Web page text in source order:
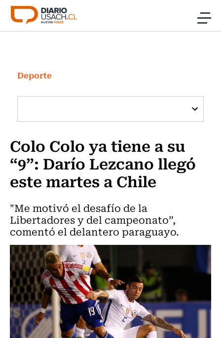
Click acá para ir directamente al contenido
Investigación
Cultura
Programas Radio y TV Usach
Deporte
Colo Colo ya tiene a su
“9”: Darío Lezcano llegó
este martes a Chile
"Me motivó el desafío de la
Libertadores y del campeonato”,
comentó el delantero paraguayo.